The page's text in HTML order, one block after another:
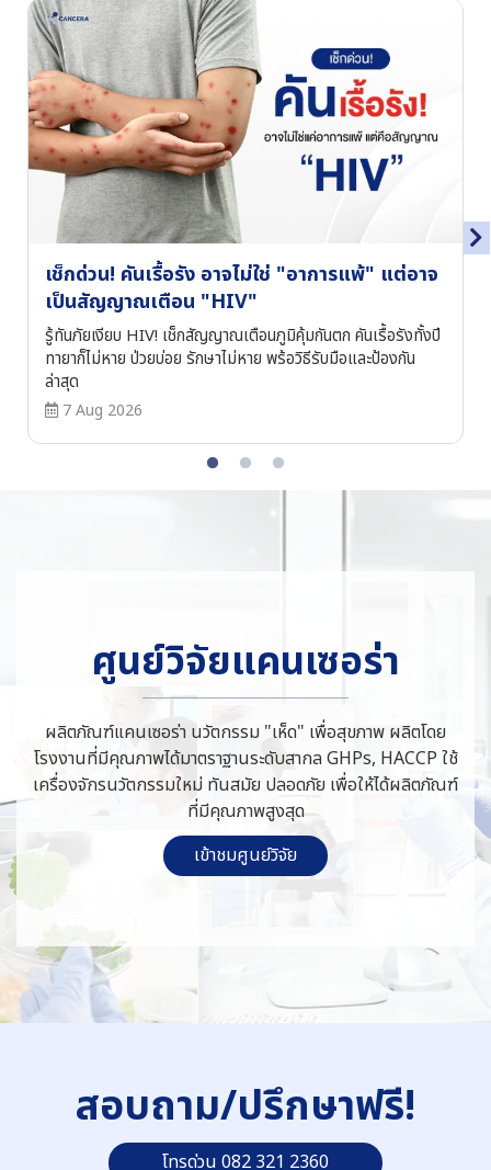
เช็กด่วน! คันเรื้อรัง อาจไม่ใช่ "อาการแพ้" แต่อาจ
เป็นสัญญาณเตือน "HIV"
รู้ทันภัยเงียบ HIV! เช็กสัญญาณเตือนภูมิคุ้มกันตก คันเรื้อรังทั้งปี
ทายาก็ไม่หาย ป่วยบ่อย รักษาไม่หาย พร้อวิธีรับมือและป้องกัน
ล่าสุด
7 Aug 2026
ศูนย์วิจัยแคนเซอร่า
ผลิตภัณฑ์แคนเซอร่า นวัตกรรม "เห็ด" เพื่อสุขภาพ ผลิตโดย
โรงงานที่มีคุณภาพได้มาตราฐานระดับสากล GHPs, HACCP ใช้
เครื่องจักรนวัตกรรมใหม่ ทันสมัย ปลอดภัย เพื่อให้ได้ผลิตภัณฑ์
ที่มีคุณภาพสูงสุด
เข้าชมศูนย์วิจัย
สอบถาม/ปรึกษาฟรี!
โทรด่วน 082 321 2360